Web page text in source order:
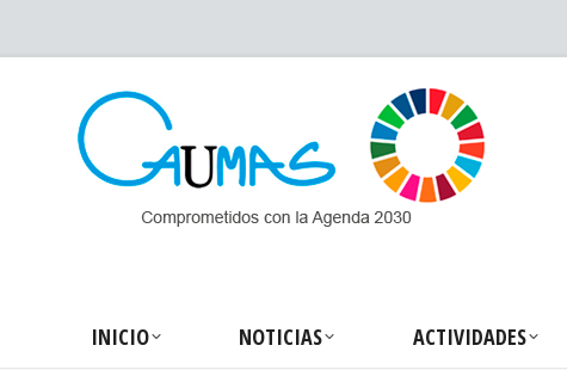
INICIO NOTICIAS ACTIVIDADES